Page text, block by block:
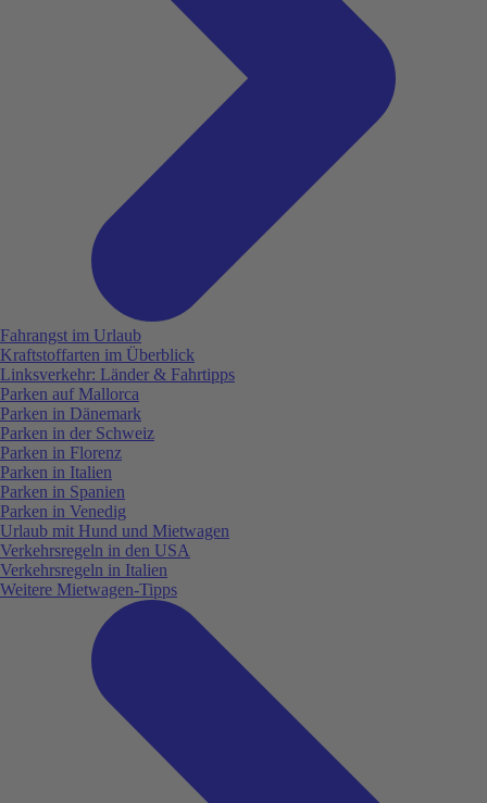
Fahrangst im Urlaub
Kraftstoffarten im Überblick
Linksverkehr: Länder & Fahrtipps
Parken auf Mallorca
Parken in Dänemark
Parken in der Schweiz
Parken in Florenz
Parken in Italien
Parken in Spanien
Parken in Venedig
Urlaub mit Hund und Mietwagen
Verkehrsregeln in den USA
Verkehrsregeln in Italien
Weitere Mietwagen-Tipps